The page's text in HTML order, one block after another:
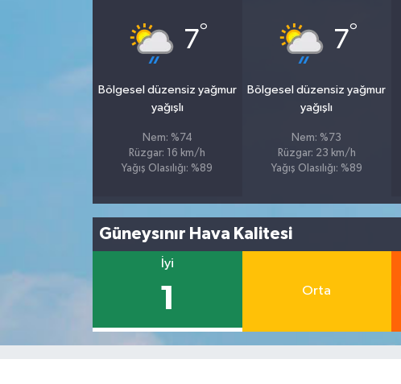
7°
Bölgesel düzensiz yağmur
yağışlı
Nem: %74
Rüzgar: 16 km/h
Yağış Olasılığı: %89
7°
Bölgesel düzensiz yağmur
yağışlı
Nem: %73
Rüzgar: 23 km/h
Yağış Olasılığı: %89
Güneysınır Hava Kalitesi
İyi
1 Orta